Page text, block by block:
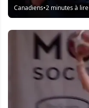
Canadiens•2 minutes à lire